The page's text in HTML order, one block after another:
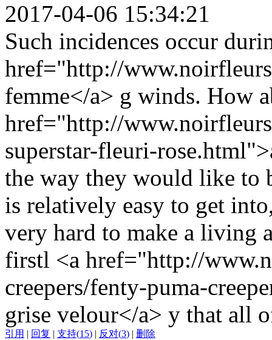
2017-04-06 15:34:21
Such incidences occur
href="http://
femme</a> g winds. How
href="http://
superstar-fleuri-
the way they would like to
is relatively easy to get
very hard to make a living
firstl <a href="http://
creepers/fenty-puma-
grise velour</a> y that all
引用 | 回复 | 支持(15) | 反对(3) | 删除